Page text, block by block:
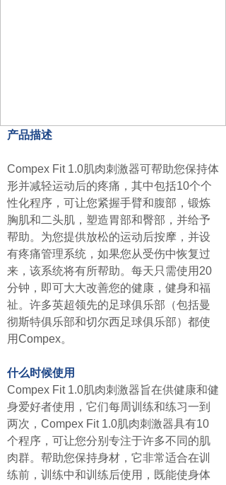
产品描述
Compex Fit 1.0肌肉刺激器可帮助您保持体
形并减轻运动后的疼痛，其中包括10个个
性化程序，可让您紧握手臂和腹部，锻炼
胸肌和二头肌，塑造胃部和臀部，并给予
帮助。为您提供放松的运动后按摩，并设
有疼痛管理系统，如果您从受伤中恢复过
来，该系统将有所帮助。每天只需使用20
分钟，即可大大改善您的健康，健身和福
祉。许多英超领先的足球俱乐部（包括曼
彻斯特俱乐部和切尔西足球俱乐部）都使
用Compex。
什么时候使用
Compex Fit 1.0肌肉刺激器旨在供健康和健
身爱好者使用，它们每周训练和练习一到
两次，Compex Fit 1.0肌肉刺激器具有10
个程序，可让您分别专注于许多不同的肌
肉群。帮助您保持身材，它非常适合在训
练前，训练中和训练后使用，既能使身体